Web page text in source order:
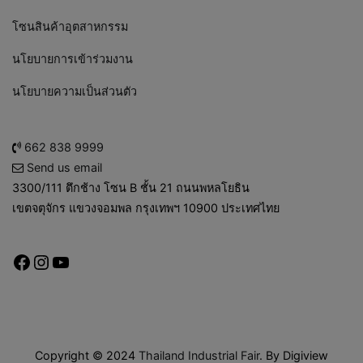
โซนสินค้าอุตสาหกรรม
นโยบายการเข้าร่วมงาน
นโยบายความเป็นส่วนตัว
662 838 9999
Send us email
3300/111 ตึกช้าง โซน B ชั้น 21 ถนนพหลโยธิน
เขตจตุจักร แขวงจอมพล กรุงเทพฯ 10900 ประเทศไทย
Copyright © 2024 Thailand Industrial Fair. By Digiview